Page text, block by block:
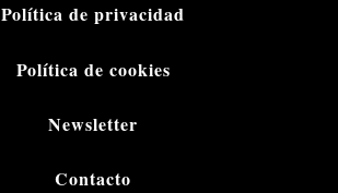
Política de privacidad
Política de cookies
Newsletter
Contacto